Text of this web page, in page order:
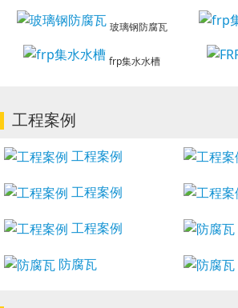
玻璃钢防腐瓦
frp集水水槽
工程案例
工程案例
工程案例
工程案例
防腐瓦